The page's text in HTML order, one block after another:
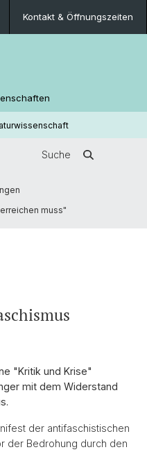
Kontakt & Öffnungszeiten
Suche
muss"
"Kritik und Krise"
mit dem Widerstand
der antifaschistischen
der Bedrohung durch den